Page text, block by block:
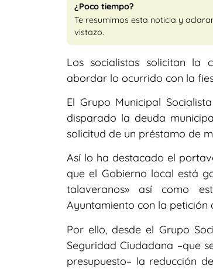
¿Poco tiempo?
Te resumimos esta noticia y
vistazo.
Los socialistas solicitan la
abordar lo ocurrido con la
El Grupo Municipal
disparado la deuda
solicitud de un préstamo de
Así lo ha destacado el
que el Gobierno local está
talaveranos» así como
Ayuntamiento con la petición
Por ello, desde el Grupo
Seguridad Ciudadana –que
presupuesto– la reducción